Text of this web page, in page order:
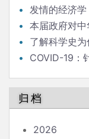
发情的经济学
本届政府对
了解科学史为
COVID-19：
归档
2026